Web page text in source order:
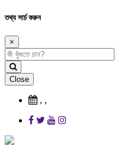
তথ্য সার্চ করুন
×
Close
, ,